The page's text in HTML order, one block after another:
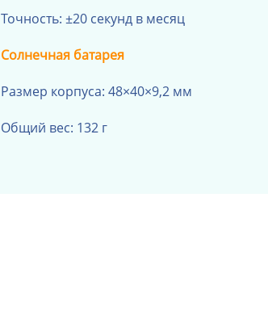
Точность: ±20 секунд в месяц
Солнечная батарея
Размер корпуса: 48×40×9,2 мм
Общий вес: 132 г